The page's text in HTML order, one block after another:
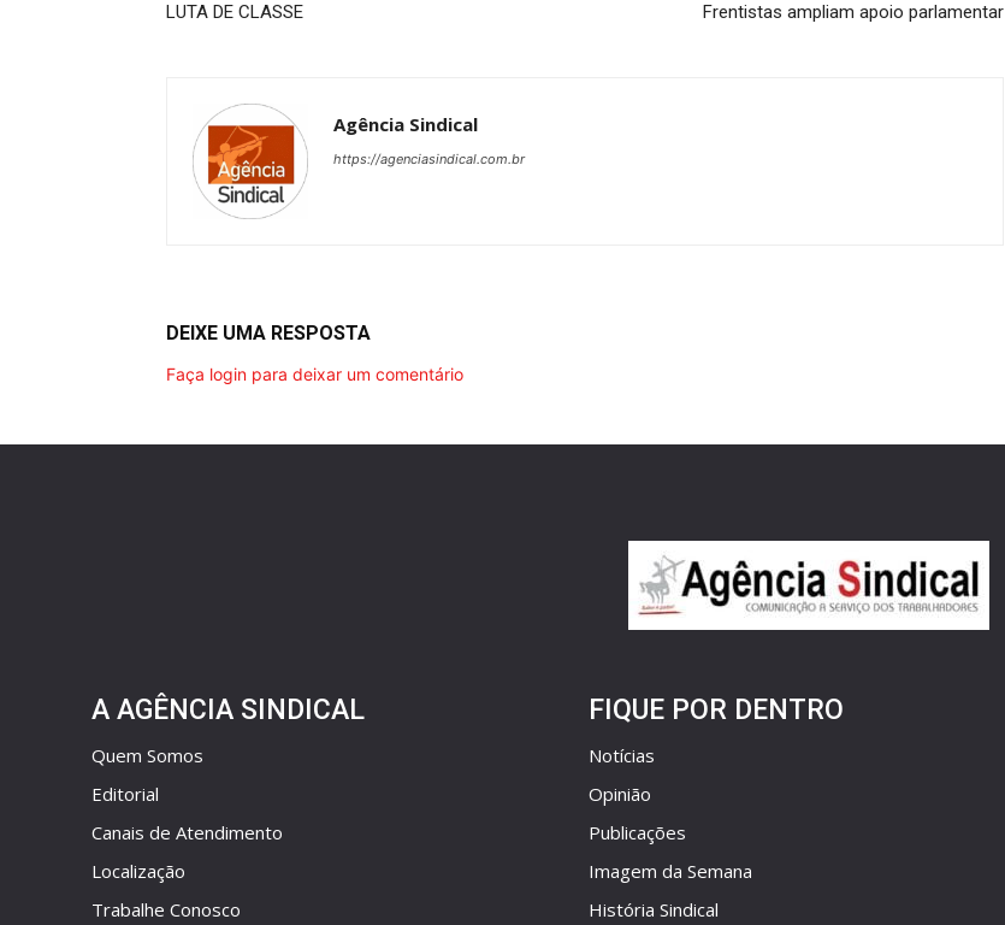
LUTA DE CLASSE Frentistas ampliam apoio parlamentar
Agência Sindical
https://agenciasindical.com.br
DEIXE UMA RESPOSTA
Faça login para deixar um comentário
A AGÊNCIA SINDICAL
Quem Somos
Editorial
Canais de Atendimento
Localização
Trabalhe Conosco
FIQUE POR DENTRO
Notícias
Opinião
Publicações
Imagem da Semana
História Sindical